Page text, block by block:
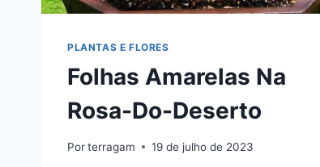
PLANTAS E FLORES
Folhas Amarelas Na
Rosa-Do-Deserto
Porterragam 19 de julho de 2023